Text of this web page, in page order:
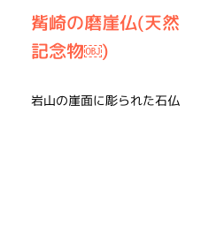
觜崎の磨崖仏(天然
記念物￼)
岩山の崖面に彫られた石仏